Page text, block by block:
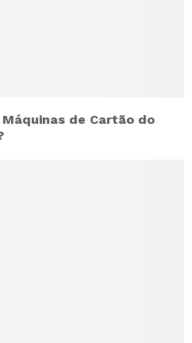
de Cartão do